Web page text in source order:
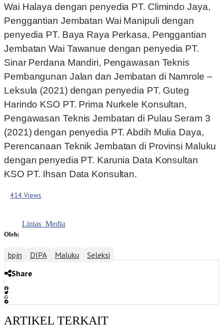
Wai Halaya dengan penyedia PT. Climindo Jaya,
Penggantian Jembatan Wai Manipuli dengan
penyedia PT. Baya Raya Perkasa, Penggantian
Jembatan Wai Tawanue dengan penyedia PT.
Sinar Perdana Mandiri, Pengawasan Teknis
Pembangunan Jalan dan Jembatan di Namrole –
Leksula (2021) dengan penyedia PT. Guteg
Harindo KSO PT. Prima Nurkele Konsultan,
Pengawasan Teknis Jembatan di Pulau Seram 3
(2021) dengan penyedia PT. Abdih Mulia Daya,
Perencanaan Teknik Jembatan di Provinsi Maluku
dengan penyedia PT. Karunia Data Konsultan
KSO PT. Ihsan Data Konsultan.
414 Views
Oleh:
Lintas_Media
bpjn DIPA Maluku
Seleksi
Share
ARTIKEL TERKAIT